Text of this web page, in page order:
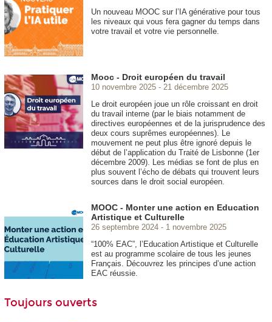
Un nouveau MOOC sur l’IA générative pour tous
les niveaux qui vous fera gagner du temps dans
votre travail et votre vie personnelle.
Mooc - Droit européen du travail
10 novembre 2025
21 décembre 2025
Le droit européen joue un rôle croissant en droit
du travail interne (par le biais notamment de
directives européennes et de la jurisprudence des
deux cours suprêmes européennes). Le
mouvement ne peut plus être ignoré depuis le
début de l’application du Traité de Lisbonne (1er
décembre 2009). Les médias se font de plus en
plus souvent l’écho de débats qui trouvent leurs
sources dans le droit social européen.
MOOC - Monter une action en Education
Artistique et Culturelle
26 septembre 2024
1 novembre 2025
“100% EAC”, l’Education Artistique et Culturelle
est au programme scolaire de tous les jeunes
Français. Découvrez les principes d’une action
EAC réussie.
Toujours ouverts